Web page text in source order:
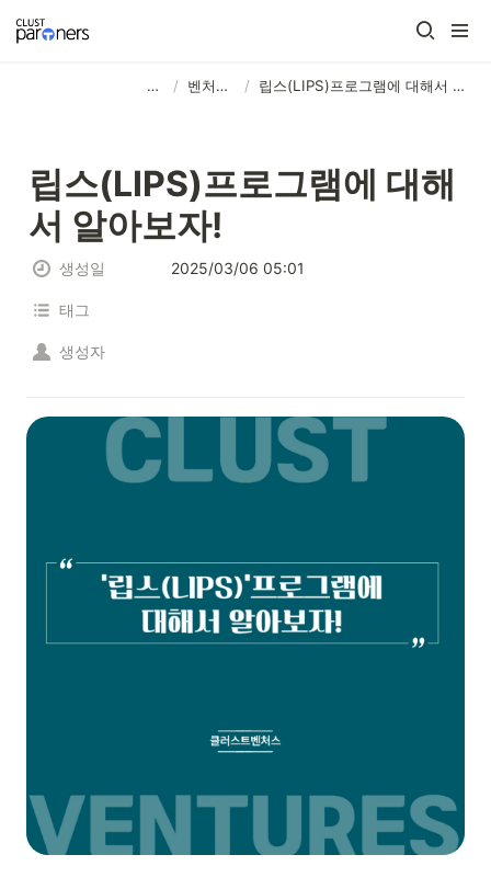
⠀⠀ ⠀⠀ ⠀⠀ ⠀⠀ ⠀⠀ ⠀⠀ ⠀⠀ / 벤처투자 / 립스(LIPS)프로그램에 대해서 알아보자!
립스(LIPS)프로그램에 대해
서 알아보자!
생성일 2025/03/06 05:01
태그
생성자